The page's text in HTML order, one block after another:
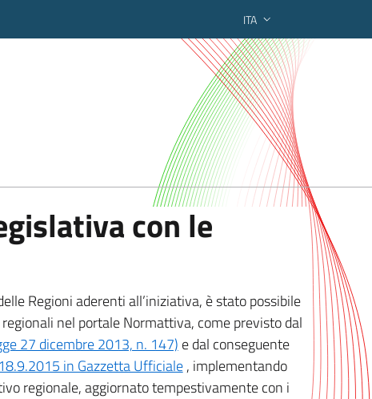
ITA
regionale
con le
Regioni aderenti all’iniziativa, è stato possibile
nel portale Normattiva, come previsto dal
27 dicembre 2013, n. 147) e dal conseguente
in Gazzetta Ufficiale, implementando
regionale, aggiornato tempestivamente con i